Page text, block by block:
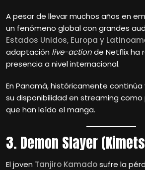
A pesar de llevar muchos años en
un fenómeno global con grandes
Estados Unidos, Europa y
adaptación live-actionde Netflix ha
presencia a nivel internacional.
En Panamá, históricamente
su disponibilidad en streaming como
que han leído el manga.
3. Demon Slayer
El joven Tanjiro Kamadosufre la